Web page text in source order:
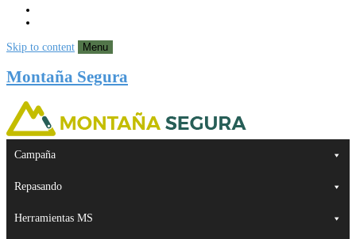
Skip to content Menu
Montaña Segura
Campaña
Repasando
Herramientas MS